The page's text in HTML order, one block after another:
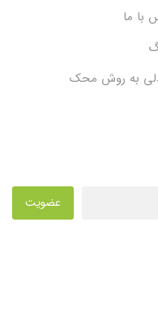
با ما
به روش محک
عضویت